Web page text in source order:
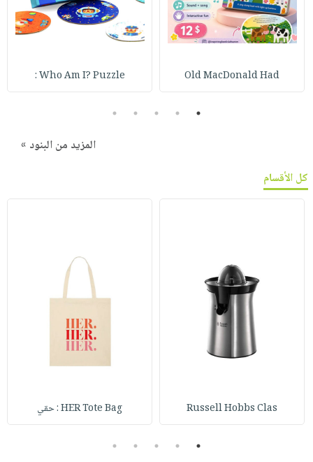
Old MacDonald Had
Who Am I? Puzzle :
1
2
3
4
5
المزيد من البنود »
كل الأقسام
Russell Hobbs Clas HER Tote Bag : حقي
1
2
3
4
5